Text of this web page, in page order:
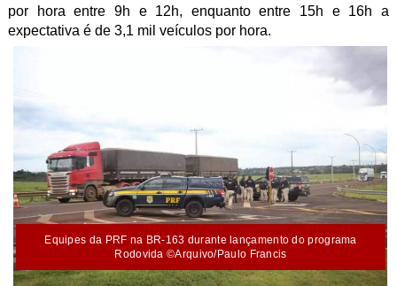
por hora entre 9h e 12h, enquanto entre 15h e 16h a
expectativa é de 3,1 mil veículos por hora.
Equipes da PRF na BR-163 durante lançamento do programa
Rodovida ©Arquivo/Paulo Francis